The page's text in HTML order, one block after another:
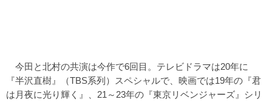
今田と北村の共演は今作で6回目。テレビドラマは20年に
『半沢直樹』（TBS系列）スペシャルで、映画では19年の『君
は月夜に光り輝く』、21～23年の『東京リベンジャーズ』シリ